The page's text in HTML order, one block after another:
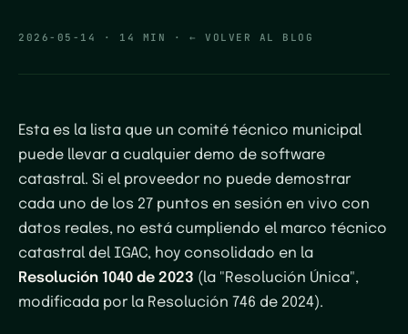
2026-05-14 · 14 MIN · ← VOLVER AL BLOG
Esta es la lista que un comité técnico municipal
puede llevar a cualquier demo de software
catastral. Si el proveedor no puede demostrar
cada uno de los 27 puntos en sesión en vivo con
datos reales, no está cumpliendo el marco técnico
catastral del IGAC, hoy consolidado en la
Resolución 1040 de 2023 (la "Resolución Única",
modificada por la Resolución 746 de 2024).